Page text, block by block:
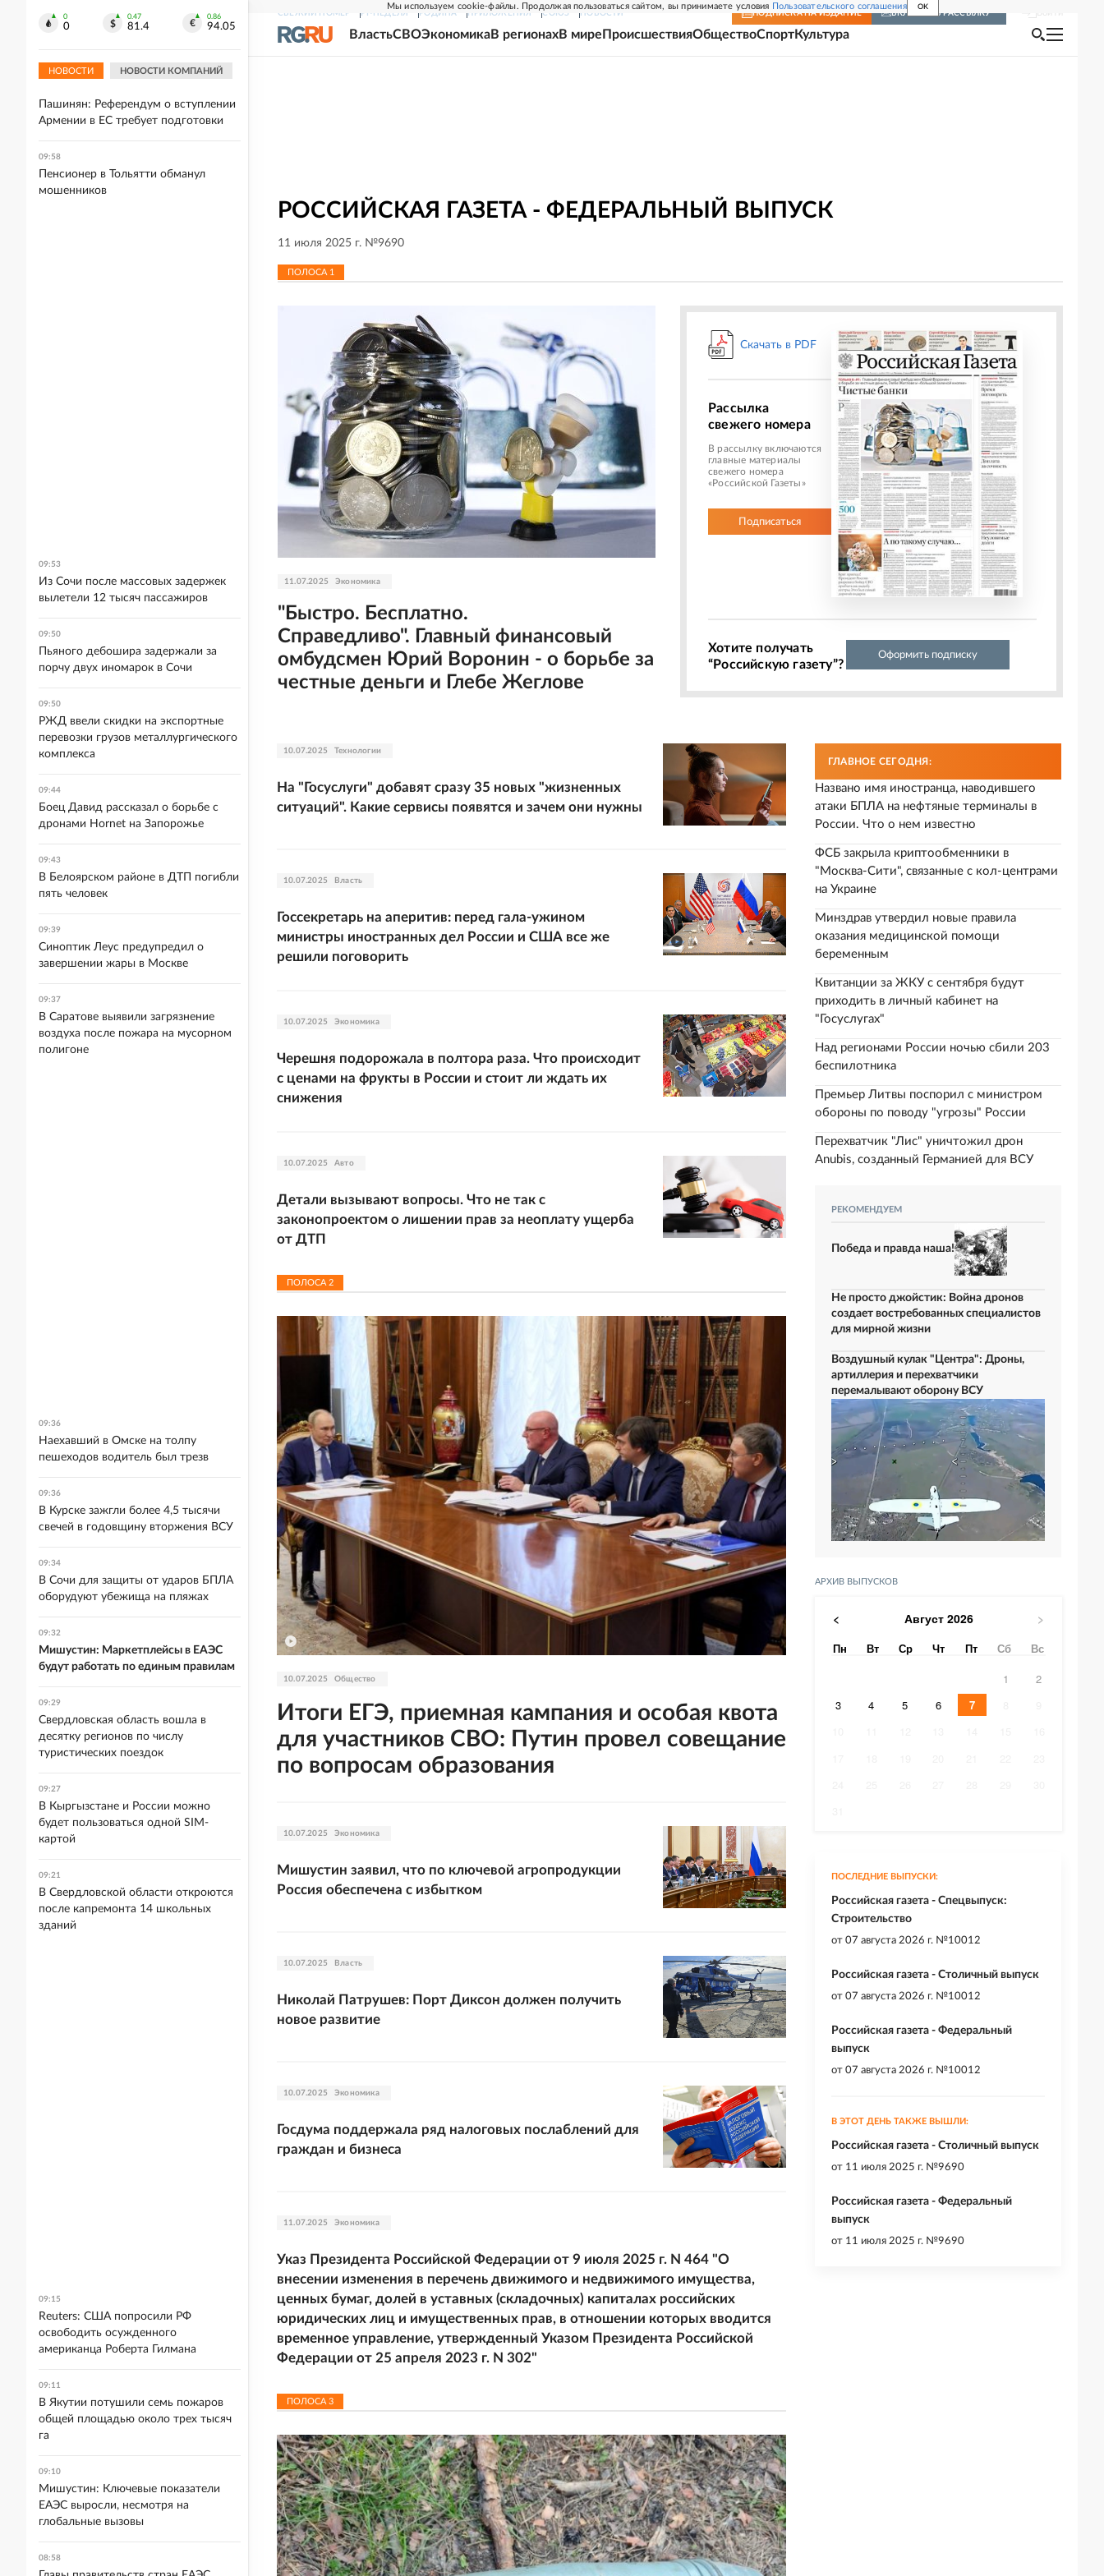
Мы используем cookie-файлы. Продолжая пользоваться сайтом, вы принимаете условия Пользовательского соглашения OK
СВЕЖИЙ НОМЕР РГ-НЕДЕЛЯ РОДИНА ПРИЛОЖЕНИЯ СОЮЗ НОВОСТИ ПОДПИСКА НА ИЗДАНИЕ ВКЛЮЧИТЬ РАССЫЛКУ
ВластьСВОЭкономикаВ регионахВ мире ПроисшествияОбществоСпортКультура
РОССИЙСКАЯ ГАЗЕТА - ФЕДЕРАЛЬНЫЙ ВЫПУСК
11 июля 2025 г. №9690
ПОЛОСА 1
11.07.2025 Экономика
"Быстро. Бесплатно.
Справедливо". Главный финансовый
омбудсмен Юрий Воронин - о борьбе за
честные деньги и Глебе Жеглове
Скачать в PDF
Рассылка
свежего номера
В рассылку включаются
главные материалы
свежего номера
«Российской Газеты»
Подписаться
Хотите получать
“Российскую газету”?
Оформить подписку
10.07.2025 Технологии
На "Госуслуги" добавят сразу 35 новых "жизненных
ситуаций". Какие сервисы появятся и зачем они нужны
10.07.2025 Власть
Госсекретарь на аперитив: перед гала-ужином
министры иностранных дел России и США все же
решили поговорить
10.07.2025 Экономика
Черешня подорожала в полтора раза. Что происходит
с ценами на фрукты в России и стоит ли ждать их
снижения
10.07.2025 Авто
Детали вызывают вопросы. Что не так с
законопроектом о лишении прав за неоплату ущерба
от ДТП
ПОЛОСА 2
10.07.2025 Общество
Итоги ЕГЭ, приемная кампания и особая квота
для участников СВО: Путин провел совещание
по вопросам образования
10.07.2025 Экономика
Мишустин заявил, что по ключевой агропродукции
Россия обеспечена с избытком
10.07.2025 Власть
Николай Патрушев: Порт Диксон должен получить
новое развитие
10.07.2025 Экономика
Госдума поддержала ряд налоговых послаблений для
граждан и бизнеса
11.07.2025 Экономика
Указ Президента Российской Федерации от 9 июля 2025 г. N 464 "О
внесении изменения в перечень движимого и недвижимого имущества,
ценных бумаг, долей в уставных (складочных) капиталах российских
юридических лиц и имущественных прав, в отношении которых вводится
временное управление, утвержденный Указом Президента Российской
Федерации от 25 апреля 2023 г. N 302"
ПОЛОСА 3
ГЛАВНОЕ СЕГОДНЯ:
Названо имя иностранца, наводившего
атаки БПЛА на нефтяные терминалы в
России. Что о нем известно
ФСБ закрыла криптообменники в
"Москва-Сити", связанные с кол-центрами
на Украине
Минздрав утвердил новые правила
оказания медицинской помощи
беременным
Квитанции за ЖКУ с сентября будут
приходить в личный кабинет на
"Госуслугах"
Над регионами России ночью сбили 203
беспилотника
Премьер Литвы поспорил с министром
обороны по поводу "угрозы" России
Перехватчик "Лис" уничтожил дрон
Anubis, созданный Германией для ВСУ
РЕКОМЕНДУЕМ
Победа и правда наша!
Не просто джойстик: Война дронов
создает востребованных специалистов
для мирной жизни
Воздушный кулак "Центра": Дроны,
артиллерия и перехватчики
перемалывают оборону ВСУ
АРХИВ ВЫПУСКОВ
< Август 2026 >
Пн Вт Ср Чт Пт Сб
Вс
1
2
3
4 5 6 7
ПОСЛЕДНИЕ ВЫПУСКИ:
Российская газета - Спецвыпуск:
Строительство
от 07 августа 2026 г. №10012
Российская газета - Столичный выпуск
от 07 августа 2026 г. №10012
Российская газета - Федеральный
выпуск
от 07 августа 2026 г. №10012
В ЭТОТ ДЕНЬ ТАКЖЕ ВЫШЛИ:
Российская газета - Столичный выпуск
от 11 июля 2025 г. №9690
Российская газета - Федеральный
выпуск
от 11 июля 2025 г. №9690
0
0
0.47
81.4
0.86
94.05
НОВОСТИ НОВОСТИ КОМПАНИЙ
10:06
Пашинян: Референдум о вступлении
Армении в ЕС требует подготовки
09:58
Пенсионер в Тольятти обманул
мошенников
09:53
Из Сочи после массовых задержек
вылетели 12 тысяч пассажиров
09:50
Пьяного дебошира задержали за
порчу двух иномарок в Сочи
09:50
РЖД ввели скидки на экспортные
перевозки грузов металлургического
комплекса
09:44
Боец Давид рассказал о борьбе с
дронами Hornet на Запорожье
09:43
В Белоярском районе в ДТП погибли
пять человек
09:39
Синоптик Леус предупредил о
завершении жары в Москве
09:37
В Саратове выявили загрязнение
воздуха после пожара на мусорном
полигоне
09:36
Наехавший в Омске на толпу
пешеходов водитель был трезв
09:36
В Курске зажгли более 4,5 тысячи
свечей в годовщину вторжения ВСУ
09:34
В Сочи для защиты от ударов БПЛА
оборудуют убежища на пляжах
09:32
Мишустин: Маркетплейсы в ЕАЭС
будут работать по единым правилам
09:29
Свердловская область вошла в
десятку регионов по числу
туристических поездок
09:27
В Кыргызстане и России можно
будет пользоваться одной SIM-
картой
09:21
В Свердловской области откроются
после капремонта 14 школьных
зданий
09:15
Reuters: США попросили РФ
освободить осужденного
американца Роберта Гилмана
09:11
В Якутии потушили семь пожаров
общей площадью около трех тысяч
га
09:10
Мишустин: Ключевые показатели
ЕАЭС выросли, несмотря на
глобальные вызовы
08:58